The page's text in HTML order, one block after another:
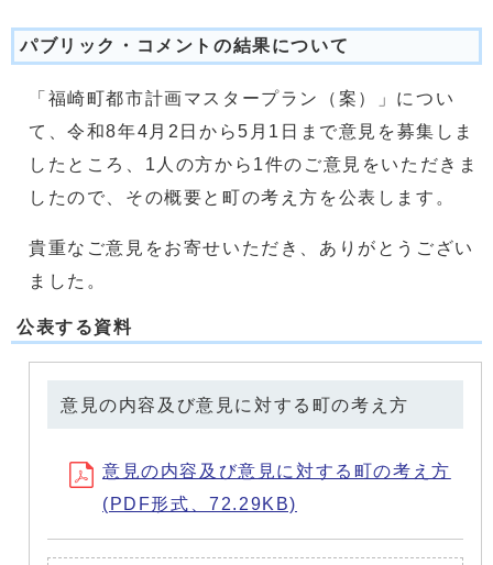
パブリック・コメントの結果について
「福崎町都市計画マスタープラン（案）」につい
て、令和8年4月2日から5月1日まで意見を募集しま
したところ、1人の方から1件のご意見をいただきま
したので、その概要と町の考え方を公表します。
貴重なご意見をお寄せいただき、ありがとうござい
ました。
公表する資料
意見の内容及び意見に対する町の考え方
意見の内容及び意見に対する町の考え方
(PDF形式、72.29KB)